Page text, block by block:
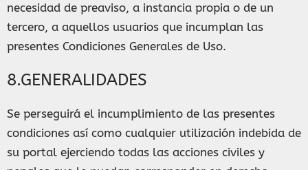
necesidad de preaviso, a instancia propia o de un
tercero, a aquellos usuarios que incumplan las
presentes Condiciones Generales de Uso.
8.GENERALIDADES
Se perseguirá el incumplimiento de las presentes
condiciones así como cualquier utilización indebida de
su portal ejerciendo todas las acciones civiles y